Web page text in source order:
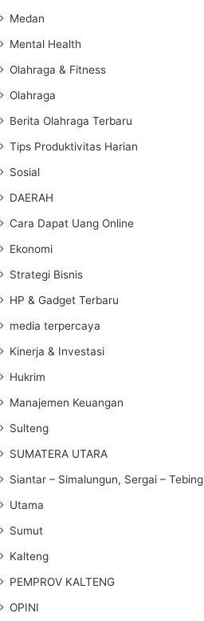
Medan
Mental Health
Olahraga & Fitness
Olahraga
Berita Olahraga Terbaru
Tips Produktivitas Harian
Sosial
DAERAH
Cara Dapat Uang Online
Ekonomi
Strategi Bisnis
HP & Gadget Terbaru
media terpercaya
Kinerja & Investasi
Hukrim
Manajemen Keuangan
Sulteng
SUMATERA UTARA
Siantar – Simalungun, Sergai – Tebing
Utama
Sumut
Kalteng
PEMPROV KALTENG
OPINI